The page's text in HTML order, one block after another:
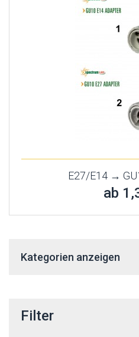
E27/E14 →
ab
Kategorien anzeigen
Filter